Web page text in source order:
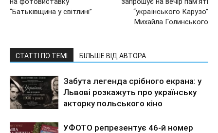
“Батьківщина у світлині”
“українського Карузо”
Михайла Голинського
СТАТТІ ПО ТЕМІ БІЛЬШЕ ВІД АВТОРА
Забута легенда срібного екрана: у
Львові розкажуть про українську
акторку польського кіно
УФОТО репрезентує 46-й номер